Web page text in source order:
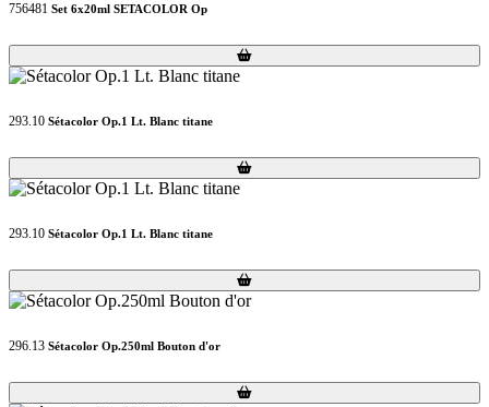
756481 Set 6x20ml SETACOLOR Op
Loading...
Loading...
293.10 Sétacolor Op.1 Lt. Blanc titane
Loading...
Loading...
293.10 Sétacolor Op.1 Lt. Blanc titane
Loading...
Loading...
296.13 Sétacolor Op.250ml Bouton d'or
Loading...
Loading...